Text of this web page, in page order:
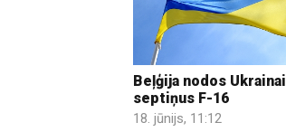
Beļģija nodos Ukrainai
septiņus F-16
18. jūnijs, 11:12